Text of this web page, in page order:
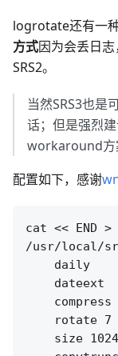
logrotate还有一
方式因为会丢日
SRS2。
当然SRS3也是
话；但是强烈
workaround方
配置如下，感谢
cat << END
/usr/local/
    daily
    dateext
    compress
    rotate 7
size